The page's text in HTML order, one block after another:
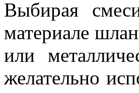
Выбирая
материале
или
желательно